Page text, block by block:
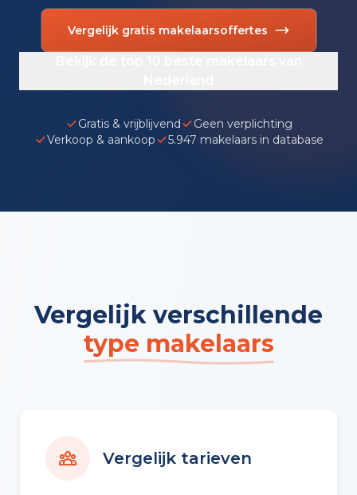
Vergelijk gratis makelaarsoffertes
Gratis & vrijblijvend
Geen verplichting
Verkoop & aankoop
5.947 makelaars in database
Vergelijk verschillende
type makelaars
Vergelijk tarieven